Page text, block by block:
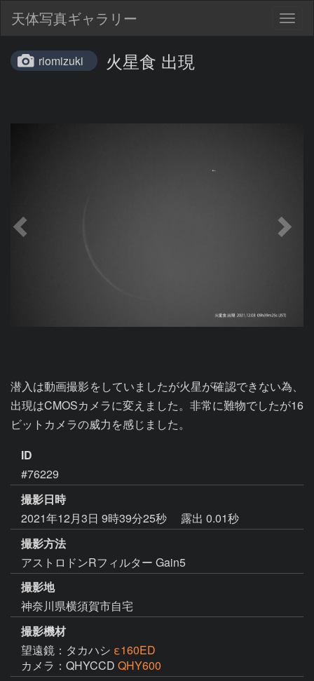
天体写真ギャラリー
riomizuki 火星食 出現
潜入は動画撮影をしていましたが火星が確認できない為、
出現はCMOSカメラに変えました。非常に難物でしたが16
ビットカメラの威力を感じました。
ID
#76229
撮影日時
2021年12月3日 9時39分25秒
露出 0.01秒
撮影方法
アストロドンRフィルター Gain5
撮影地
神奈川県横須賀市自宅
撮影機材
望遠鏡：タカハシ ε160ED
カメラ：QHYCCD QHY600